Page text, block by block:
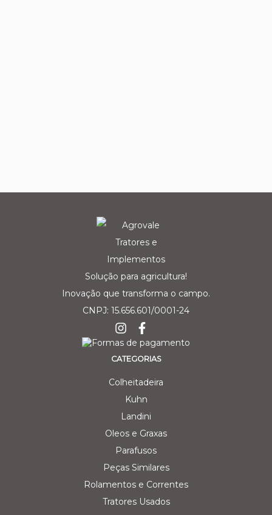
Solução para agricultura!
Inovação que transforma o campo.
CNPJ: 15.656.601/0001-24
CATEGORIAS
Colheitadeira
Kuhn
Landini
Oleos e Graxas
Parafusos
Peças Similares
Rolamentos e Correntes
Tratores Usados